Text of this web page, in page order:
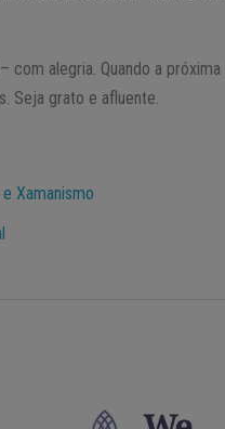
alegria. Quando a
Seja grato e afluente.
Xamanismo